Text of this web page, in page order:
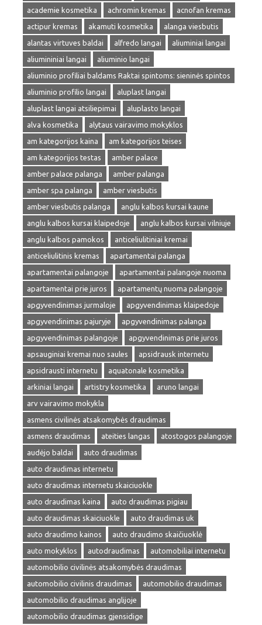
academie kosmetika
achromin kremas
acnofan kremas
actipur kremas
akamuti kosmetika
alanga viesbutis
alantas virtuves baldai
alfredo langai
aliuminiai langai
aliumininiai langai
aliuminio langai
aliuminio profiliai baldams Raktai spintoms: sieninės spintos
aliuminio profilio langai
aluplast langai
aluplast langai atsiliepimai
aluplasto langai
alva kosmetika
alytaus vairavimo mokyklos
am kategorijos kaina
am kategorijos teises
am kategorijos testas
amber palace
amber palace palanga
amber palanga
amber spa palanga
amber viesbutis
amber viesbutis palanga
anglu kalbos kursai kaune
anglu kalbos kursai klaipedoje
anglu kalbos kursai vilniuje
anglu kalbos pamokos
anticeliulitiniai kremai
anticeliulitinis kremas
apartamentai palanga
apartamentai palangoje
apartamentai palangoje nuoma
apartamentai prie juros
apartamentų nuoma palangoje
apgyvendinimas jurmaloje
apgyvendinimas klaipedoje
apgyvendinimas pajuryje
apgyvendinimas palanga
apgyvendinimas palangoje
apgyvendinimas prie juros
apsauginiai kremai nuo saules
apsidrausk internetu
apsidrausti internetu
aquatonale kosmetika
arkiniai langai
artistry kosmetika
aruno langai
arv vairavimo mokykla
asmens civilinės atsakomybės draudimas
asmens draudimas
ateities langas
atostogos palangoje
audėjo baldai
auto draudimas
auto draudimas internetu
auto draudimas internetu skaiciuokle
auto draudimas kaina
auto draudimas pigiau
auto draudimas skaiciuokle
auto draudimas uk
auto draudimo kainos
auto draudimo skaičiuoklė
auto mokyklos
autodraudimas
automobiliai internetu
automobilio civilinės atsakomybės draudimas
automobilio civilinis draudimas
automobilio draudimas
automobilio draudimas anglijoje
automobilio draudimas gjensidige